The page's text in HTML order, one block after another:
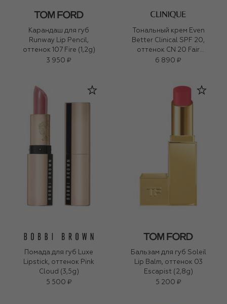
Карандаш для губ
Runway Lip Pencil,
оттенок 107 Fire (1,2g)
3 950 ₽
Тональный крем Even
Better Clinical SPF 20,
оттенок CN 20 Fair
(30ml)
6 890 ₽
Помада для губ Luxe
Lipstick, оттенок Pink
Cloud (3,5g)
5 500 ₽
Бальзам для губ Soleil
Lip Balm, оттенок 03
Escapist (2,8g)
5 200 ₽